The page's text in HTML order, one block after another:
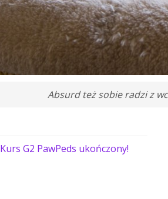
Absurd też sobie radzi z
Kurs G2 PawPeds ukończony!